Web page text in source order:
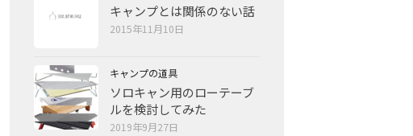
キャンプとは関係のない話
2015年11月10日
キャンプの道具
ソロキャン用のローテーブ
ルを検討してみた
2019年9月27日